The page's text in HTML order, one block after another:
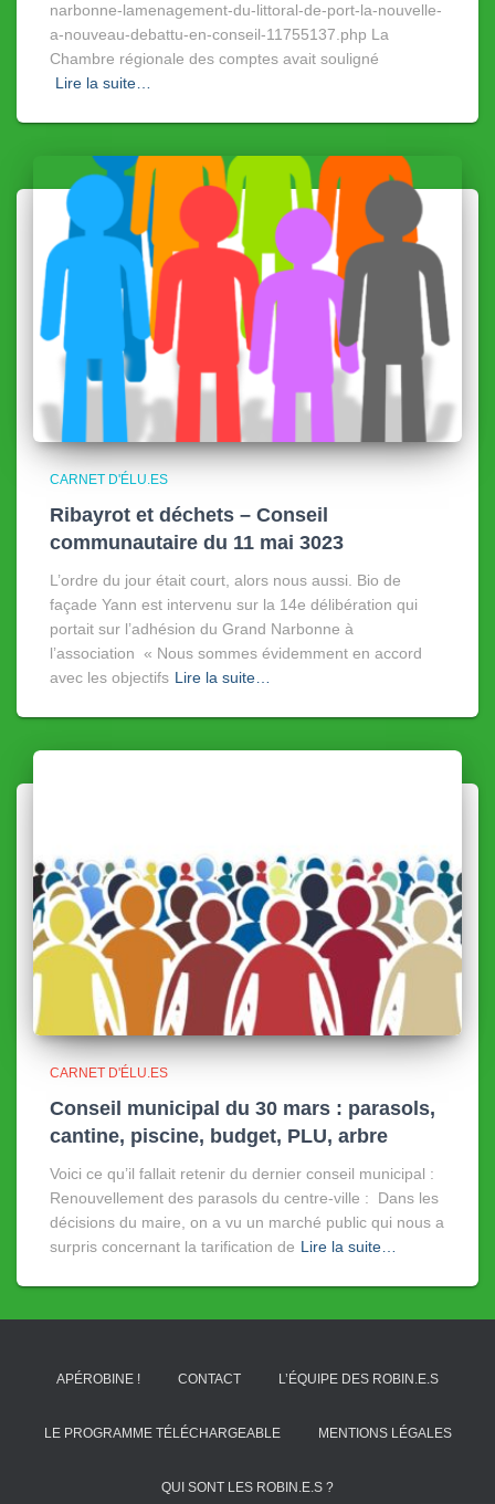
narbonne-lamenagement-du-littoral-de-port-la-nouvelle-
a-nouveau-debattu-en-conseil-11755137.php La
Chambre régionale des comptes avait souligné
Lire la suite…
CARNET D'ÉLU.ES
Ribayrot et déchets – Conseil
communautaire du 11 mai 3023
L’ordre du jour était court, alors nous aussi. Bio de
façade Yann est intervenu sur la 14e délibération qui
portait sur l’adhésion du Grand Narbonne à
l’association « Nous sommes évidemment en accord
avec les objectifs Lire la suite…
CARNET D'ÉLU.ES
Conseil municipal du 30 mars : parasols,
cantine, piscine, budget, PLU, arbre
Voici ce qu’il fallait retenir du dernier conseil municipal :
Renouvellement des parasols du centre-ville : Dans les
décisions du maire, on a vu un marché public qui nous a
surpris concernant la tarification de Lire la suite…
APÉROBINE ! CONTACT L’ÉQUIPE DES ROBIN.E.S
LE PROGRAMME TÉLÉCHARGEABLE MENTIONS LÉGALES
QUI SONT LES ROBIN.E.S ?